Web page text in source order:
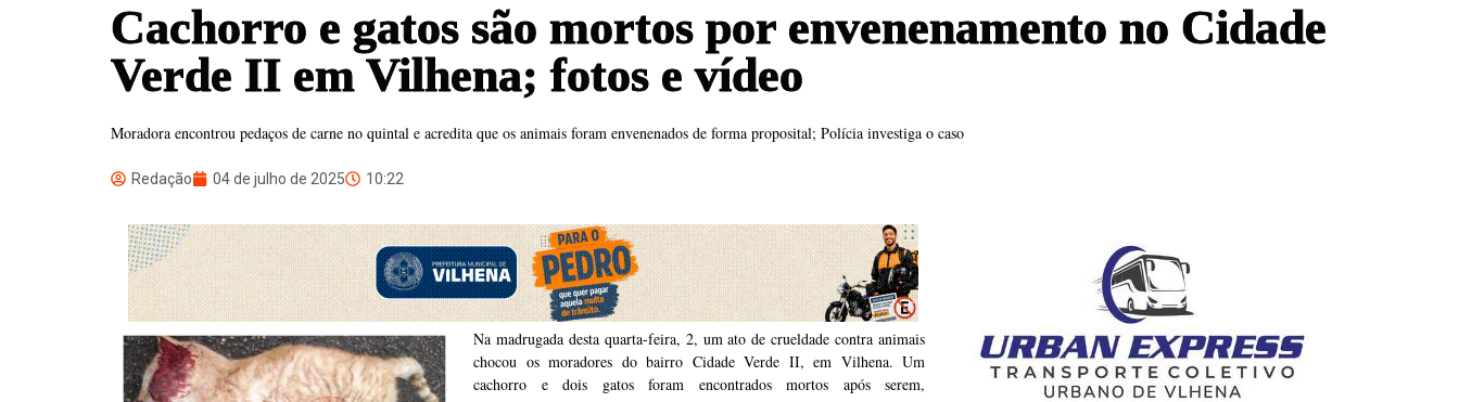
Cachorro e gatos são mortos por envenenamento no Cidade
Verde II em Vilhena; fotos e vídeo
Moradora encontrou pedaços de carne no quintal e acredita que os animais foram envenenados de forma proposital; Polícia investiga o caso
Redação 04 de julho de 2025 10:22
Na madrugada desta quarta-feira, 2, um ato de crueldade contra animais
chocou os moradores do bairro Cidade Verde II, em Vilhena. Um
cachorro e dois gatos foram encontrados mortos após serem,